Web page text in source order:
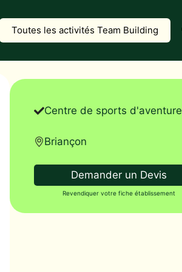
Toutes les activités Team Building
Centre de sports d'aventure
Briançon
Demander un Devis
Revendiquer votre fiche établissement